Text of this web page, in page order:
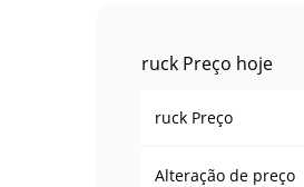
ruck Preço hoje
ruck Preço
Alteração de preço